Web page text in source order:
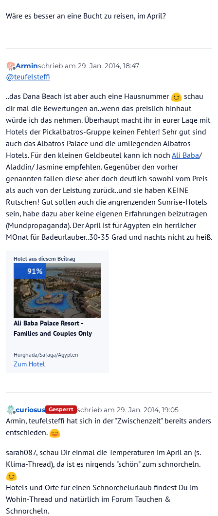
Wäre es besser an eine Bucht zu reisen, im April?
Offline
Arminschrieb am 29. Jan. 2014, 18:47
zuletzt editiert von
@teufelsteffi
..das Dana Beach ist aber auch eine Hausnummer
schau
dir mal die Bewertungen an..wenn das preislich hinhaut
würde ich das nehmen. Überhaupt macht ihr in eurer Lage mit
Hotels der Pickalbatros-Gruppe keinen Fehler! Sehr gut sind
auch das Albatros Palace und die umliegenden Albatros
Hotels. Für den kleinen Geldbeutel kann ich noch Ali Baba/
Aladdin/ Jasmine empfehlen. Gegenüber den vorher
genannten fallen diese aber doch deutlich sowohl vom Preis
als auch von der Leistung zurück..und sie haben KEINE
Rutschen! Gut sollen auch die angrenzenden Sunrise-Hotels
sein, habe dazu aber keine eigenen Erfahrungen beizutragen
(Mundpropaganda). Der April ist für Ägypten ein herrlicher
MOnat für Badeurlauber..30-35 Grad und nachts nicht zu heiß.
Hotel aus diesem Beitrag
91%
Ali Baba Palace Resort -
Families and Couples Only
Hurghada/Safaga/Ägypten
Zum Hotel
Offline
curiosus Gesperrt schrieb am 29. Jan. 2014, 19:05
zuletzt editiert von
Armin, teufelsteffi hat sich in der "Zwischenzeit" bereits anders
entschieden.
sarah087, schau Dir einmal die Temperaturen im April an (s.
Klima-Thread), da ist es nirgends "schön" zum schnorcheln.
Hotels und Orte für einen Schnorchelurlaub findest Du im
Wohin-Thread und natürlich im Forum Tauchen &
Schnorcheln.